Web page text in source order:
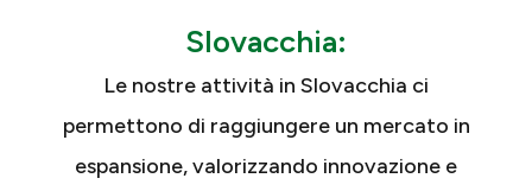
Slovacchia:
Le nostre attività in Slovacchia ci
permettono di raggiungere un mercato in
espansione, valorizzando innovazione e